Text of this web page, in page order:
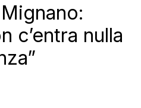
c’entra nulla